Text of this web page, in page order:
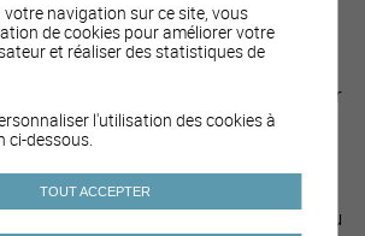
commune doit:
une labellisation partagée par la
engagement formalisé par
de confirmation.
l'élaboration du projet (collaboration
de labellisation, défense du projet au
navigation sur ce site, vous
de cookies pour améliorer votre
et réaliser des statistiques de
l'utilisation des cookies à
ci-dessous.
TOUT ACCEPTER